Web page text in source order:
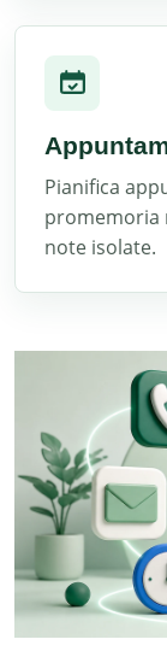
Pianifica
promemoria
note isolate.